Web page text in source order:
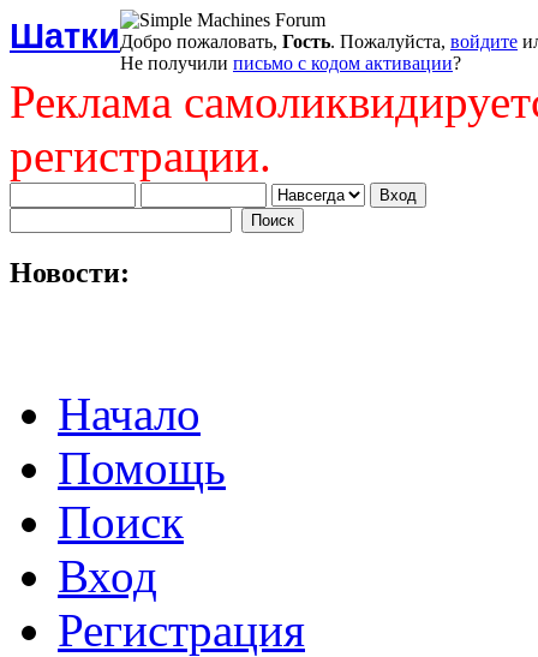
ШаткиДобро пожаловать, Гость. Пожалуйста, войдите
Не получили письмо с кодом активации?
Реклама
регистрации.
Новости:
Начало
Помощь
Поиск
Вход
Регистрация